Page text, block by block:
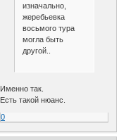
изначально,
жеребьевка
восьмого тура
могла быть
другой..
Именно так.
Есть такой нюанс.
0